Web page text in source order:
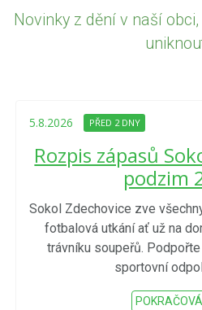
Novinky z dění v naší
5.8.2026 PŘED 2 DNY
Rozpis zápasů
podzim
Sokol Zdechovice zve
fotbalová utkání ať už na
trávníku soupeřů.
sportovní